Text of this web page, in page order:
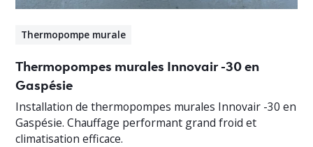
Thermopompe murale
Thermopompes murales Innovair -30 en
Gaspésie
Installation de thermopompes murales Innovair -30 en
Gaspésie. Chauffage performant grand froid et
climatisation efficace.